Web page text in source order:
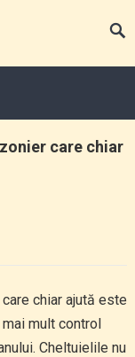
care chiar
chiar ajută este
mult control
Cheltuielile nu